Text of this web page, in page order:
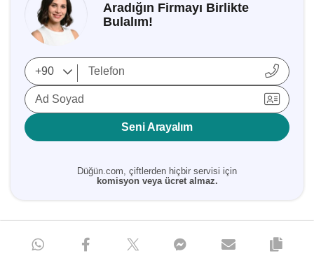
Aradığın Firmayı Birlikte
Bulalım!
Ad Soyad
Seni Arayalım
Düğün.com, çiftlerden hiçbir servisi için
komisyon veya ücret almaz.